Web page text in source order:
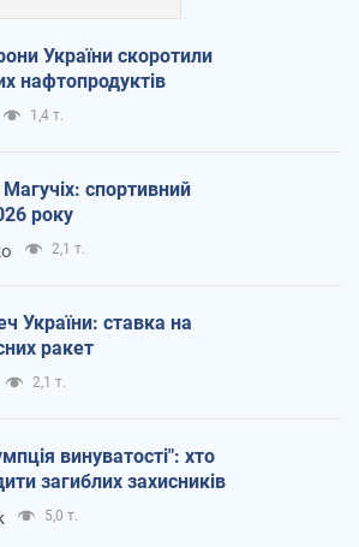
України скоротили
нафтопродуктів
1,4 т.
спортивний
року
2,1 т.
України: ставка на
ракет
2,1 т.
винуватості": хто
загиблих захисників
5,0 т.